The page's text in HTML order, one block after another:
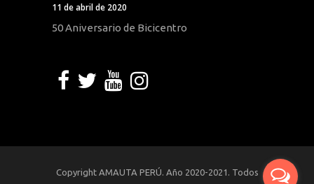
11 de abril de 2020
50 Aniversario de Bicicentro
Copyright AMAUTA PERÚ. Año 2020-2021. Todos